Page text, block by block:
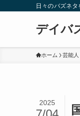
日々のバズネタ
デイバ
ホーム 芸能人
2025